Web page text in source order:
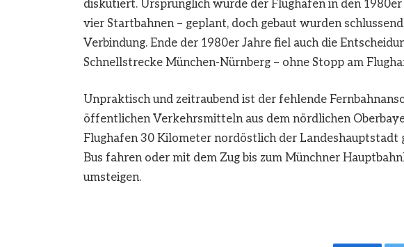
diskutiert. Ursprünglich wurde der Flughafen in den
vier Startbahnen – geplant, doch gebaut wurden
Verbindung. Ende der 1980er Jahre fiel auch die
Schnellstrecke München-Nürnberg – ohne Stopp am
Unpraktisch und zeitraubend ist der fehlende
öffentlichen Verkehrsmitteln aus dem nördlichen
Flughafen 30 Kilometer nordöstlich der Landeshauptstadt
Bus fahren oder mit dem Zug bis zum Münchner
umsteigen.